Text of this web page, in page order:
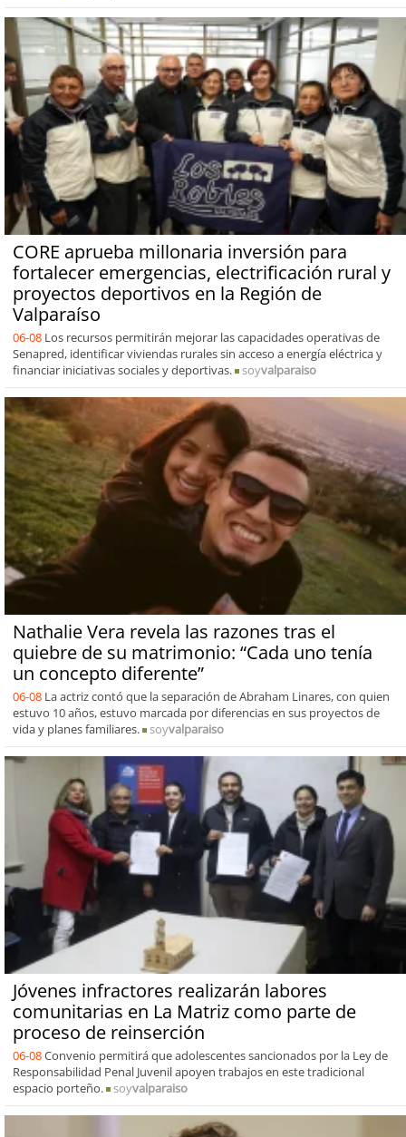
CORE aprueba millonaria inversión para
fortalecer emergencias, electrificación rural y
proyectos deportivos en la Región de
Valparaíso
06-08 Los recursos permitirán mejorar las capacidades operativas de
Senapred, identificar viviendas rurales sin acceso a energía eléctrica y
financiar iniciativas sociales y deportivas.
soyvalparaiso
Nathalie Vera revela las razones tras el
quiebre de su matrimonio: “Cada uno tenía
un concepto diferente”
06-08 La actriz contó que la separación de Abraham Linares, con quien
estuvo 10 años, estuvo marcada por diferencias en sus proyectos de
vida y planes familiares.
soyvalparaiso
Jóvenes infractores realizarán labores
comunitarias en La Matriz como parte de
proceso de reinserción
06-08Convenio permitirá que adolescentes sancionados por la Ley de
Responsabilidad Penal Juvenil apoyen trabajos en este tradicional
espacio porteño.
soyvalparaiso